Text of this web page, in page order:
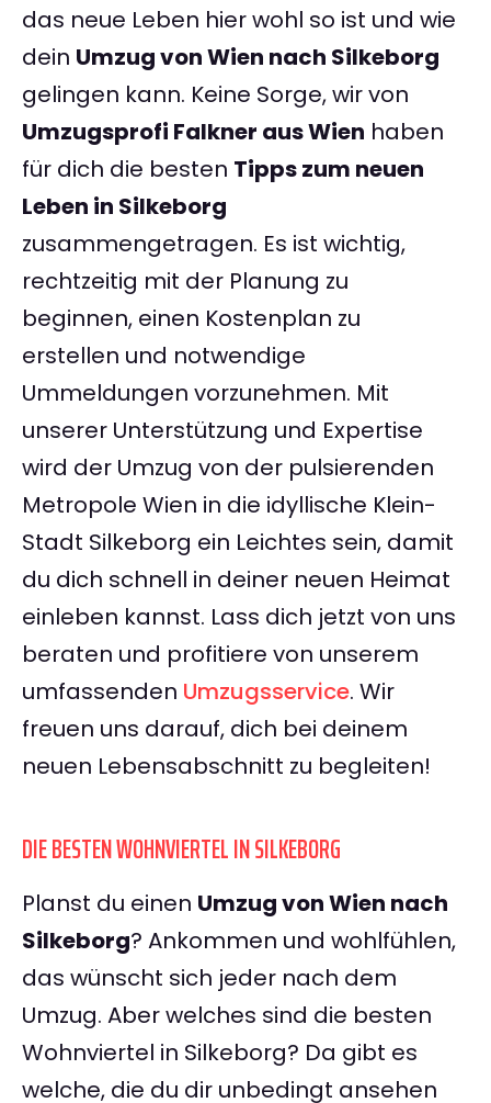
das neue Leben hier wohl so ist und wie
dein Umzug von Wien nach Silkeborg
gelingen kann. Keine Sorge, wir von
Umzugsprofi Falkner aus Wien haben
für dich die besten Tipps zum neuen
Leben in Silkeborg
zusammengetragen. Es ist wichtig,
rechtzeitig mit der Planung zu
beginnen, einen Kostenplan zu
erstellen und notwendige
Ummeldungen vorzunehmen. Mit
unserer Unterstützung und Expertise
wird der Umzug von der pulsierenden
Metropole Wien in die idyllische Klein-
Stadt Silkeborg ein Leichtes sein, damit
du dich schnell in deiner neuen Heimat
einleben kannst. Lass dich jetzt von uns
beraten und profitiere von unserem
umfassenden Umzugsservice. Wir
freuen uns darauf, dich bei deinem
neuen Lebensabschnitt zu begleiten!
DIE BESTEN WOHNVIERTEL IN SILKEBORG
Planst du einen Umzug von Wien nach
Silkeborg? Ankommen und wohlfühlen,
das wünscht sich jeder nach dem
Umzug. Aber welches sind die besten
Wohnviertel in Silkeborg? Da gibt es
welche, die du dir unbedingt ansehen